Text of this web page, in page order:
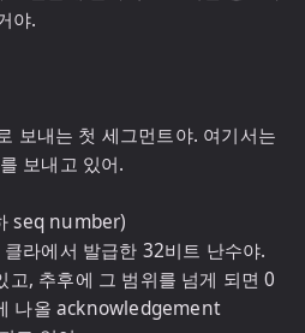
야.
보내는 첫 세그먼트야. 여기서는
보내고 있어.
seq number)
라에서 발급한 32비트 난수야.
, 추후에 그 범위를 넘게 되면 0
나올 acknowledgement